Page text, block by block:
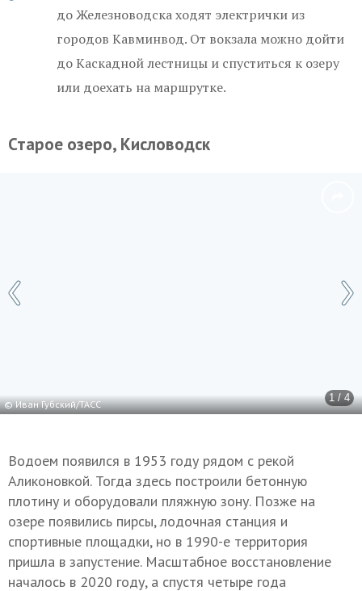
до Железноводска ходят электрички из
городов Кавминвод. От вокзала можно дойти
до Каскадной лестницы и спуститься к озеру
или доехать на маршрутке.
Старое озеро, Кисловодск
1 / 4
© Иван Губский/ТАСС
Водоем появился в 1953 году рядом с рекой
Аликоновкой. Тогда здесь построили бетонную
плотину и оборудовали пляжную зону. Позже на
озере появились пирсы, лодочная станция и
спортивные площадки, но в 1990-е территория
пришла в запустение. Масштабное восстановление
началось в 2020 году, а спустя четыре года